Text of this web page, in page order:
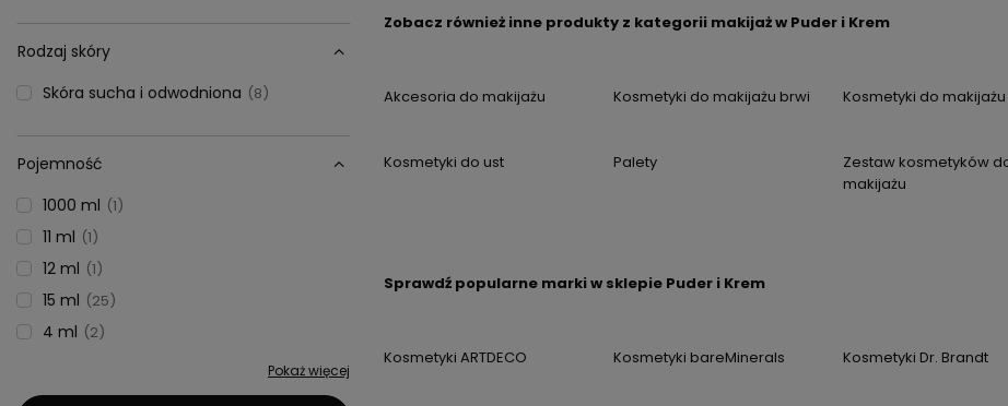
Rodzaj skóry
Skóra sucha i odwodniona
8
Pojemność
1000 ml
1
11 ml 1
12 ml 1
15 ml 25
4 ml 2
Pokaż więcej
Zobacz również inne produkty z kategorii makijaż w Puder i Krem
Akcesoria do makijażu Kosmetyki do makijażu brwi Kosmetyki do
Kosmetyki do ust Palety
Zestaw kosmetyków
makijażu
Sprawdź popularne marki w sklepie Puder i Krem
Kosmetyki ARTDECO Kosmetyki bareMinerals Kosmetyki Dr. Brandt